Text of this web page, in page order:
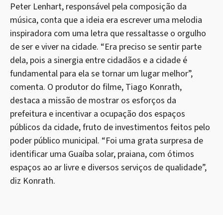
Peter Lenhart, responsável pela composição da
música, conta que a ideia era escrever uma melodia
inspiradora com uma letra que ressaltasse o orgulho
de ser e viver na cidade. “Era preciso se sentir parte
dela, pois a sinergia entre cidadãos e a cidade é
fundamental para ela se tornar um lugar melhor”,
comenta. O produtor do filme, Tiago Konrath,
destaca a missão de mostrar os esforços da
prefeitura e incentivar a ocupação dos espaços
públicos da cidade, fruto de investimentos feitos pelo
poder público municipal. “Foi uma grata surpresa de
identificar uma Guaíba solar, praiana, com ótimos
espaços ao ar livre e diversos serviços de qualidade”,
diz Konrath.